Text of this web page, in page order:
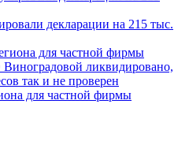
декларации на 215 тыс.
для частной фирмы